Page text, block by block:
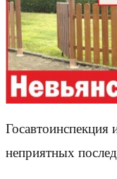
неприятных